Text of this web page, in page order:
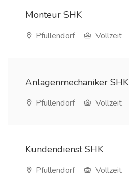
Monteur SHK
Pfullendorf Vollzeit
Anlagenmechaniker SHK
Pfullendorf Vollzeit
Kundendienst SHK
Pfullendorf Vollzeit